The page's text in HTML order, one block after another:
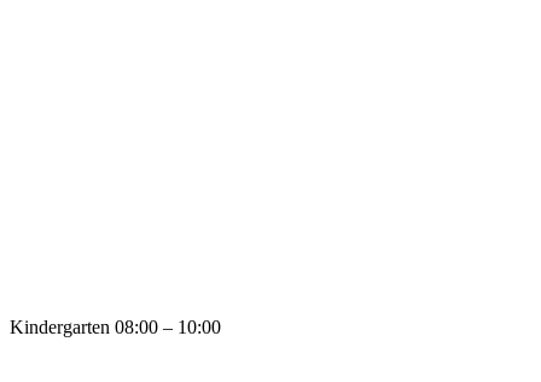
Kindergarten 08:00 – 10:00